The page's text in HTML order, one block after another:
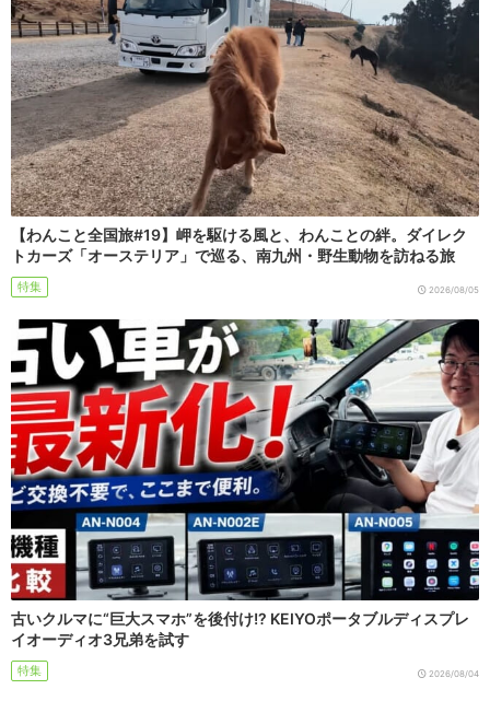
【わんこと全国旅#19】岬を駆ける風と、わんことの絆。ダイレク
トカーズ「オーステリア」で巡る、南九州・野生動物を訪ねる旅
特集 2026/08/05
古いクルマに“巨大スマホ”を後付け!? KEIYOポータブルディスプレ
イオーディオ3兄弟を試す
特集 2026/08/04